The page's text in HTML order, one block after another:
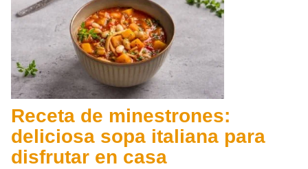
Receta de minestrones:
deliciosa sopa italiana para
disfrutar en casa